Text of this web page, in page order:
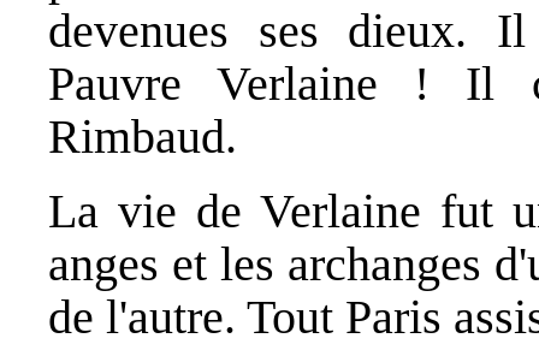
devenues ses dieux.
Pauvre Verlaine ! Il
Rimbaud.
La vie de Verlaine fut
anges et les archanges
de l'autre. Tout Paris